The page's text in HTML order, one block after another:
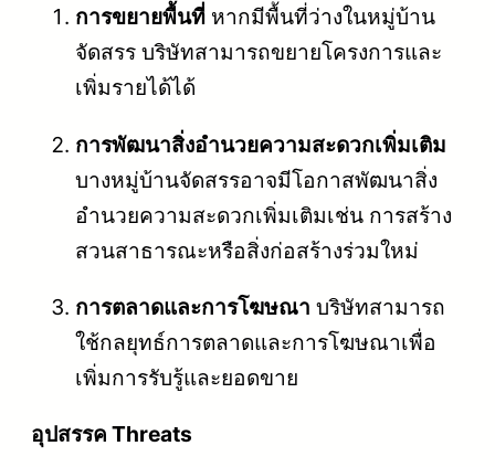
การขยายพื้นที่ หากมีพื้นที่ว่างในหมู่บ้าน
จัดสรร บริษัทสามารถขยายโครงการและ
เพิ่มรายได้ได้
การพัฒนาสิ่งอำนวยความสะดวกเพิ่มเติม
บางหมู่บ้านจัดสรรอาจมีโอกาสพัฒนาสิ่ง
อำนวยความสะดวกเพิ่มเติมเช่น การสร้าง
สวนสาธารณะหรือสิ่งก่อสร้างร่วมใหม่
การตลาดและการโฆษณา บริษัทสามารถ
ใช้กลยุทธ์การตลาดและการโฆษณาเพื่อ
เพิ่มการรับรู้และยอดขาย
อุปสรรค Threats